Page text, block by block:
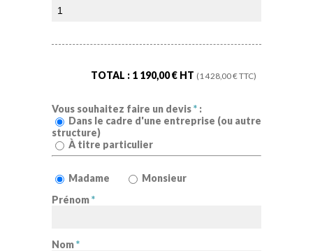
TOTAL : 1 190,00€ HT ( 1 428,00€ TTC)
Vous souhaitez faire un devis* :
Dans le cadre d'une entreprise (ou autre
structure)
À titre particulier
Madame
Monsieur
Prénom*
Nom*